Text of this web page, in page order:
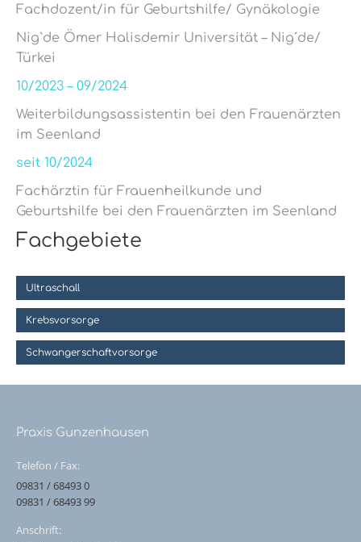
Fachdozent/in für Geburtshilfe/ Gynäkologie
Nig`de Ömer Halisdemir Universität – Nig´de/
Türkei
10/2023 – 09/2024
Weiterbildungsassistentin bei den Frauenärzten
im Seenland
seit 10/2024
Fachärztin für Frauenheilkunde und
Geburtshilfe bei den Frauenärzten im Seenland
Fachgebiete
Ultraschall
Krebsvorsorge
Schwangerschaftvorsorge
Praxis Gunzenhausen
Telefon / Fax:
09831 / 68493 0
09831 / 68493 99
Anschrift: